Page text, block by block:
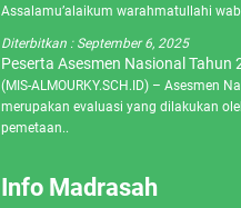
Assalamu’alaikum warahmatullahi
Diterbitkan : September 6, 2025
Peserta Asesmen Nasional Tahun
(MIS-ALMOURKY.SCH.ID) – Asesmen
merupakan evaluasi yang dilakukan
pemetaan..
Info Madrasah